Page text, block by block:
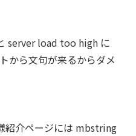
server load too high に
から文句が来るからダメ
紹介ページには mbstring